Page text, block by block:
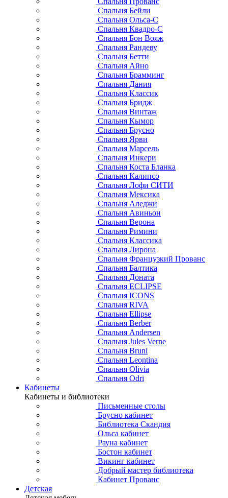
Спальня Бейли
Спальня Ольса-С
Спальня Квадро-С
Спальня Бон Вояж
Спальня Рандеву
Спальня Бетти
Спальня Айно
Спальня Брамминг
Спальня Дания
Спальня Классик
Спальня Бридж
Спальня Винтаж
Спальня Кымор
Спальня Брусно
Спальня Ярви
Спальня Марсель
Спальня Инкери
Спальня Коста Бланка
Спальня Калипсо
Спальня Лофи СИТИ
Спальня Мексика
Спальня Аледжи
Спальня Авиньон
Спальня Верона
Спальня Римини
Спальня Классика
Спальня Лирона
Спальня Французкий Прованс
Спальня Балтика
Спальня Доната
Спальня ECLIPSE
Спальня ICONS
Спальня RIVA
Спальня Ellipse
Спальня Berber
Спальня Andersen
Спальня Jules Verne
Спальня Bruni
Спальня Leontina
Спальня Olivia
Спальня Odri
Кабинеты
Кабинеты и библиотеки
Письменные столы
Брусно кабинет
Библиотека Скандия
Ольса кабинет
Рауна кабинет
Бостон кабинет
Викинг кабинет
Добрый мастер библиотека
Кабинет Прованс
Детская